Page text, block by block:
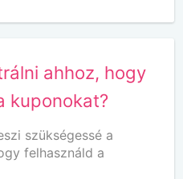
ahhoz, hogy
kuponokat?
szükségessé a
felhasználd a